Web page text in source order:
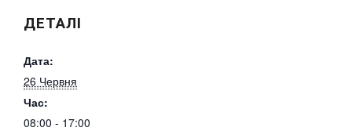
ДЕТАЛІ
Дата:
26 Червня
Час:
08:00 - 17:00